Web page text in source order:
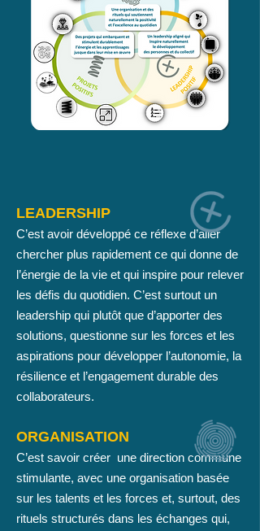
LEADERSHIP
C’est avoir développé ce réflexe d’aller
chercher plus rapidement ce qui donne de
l’énergie de la vie et qui inspire pour relever
les défis du quotidien. C’est surtout un
leadership qui plutôt que d’apporter des
solutions, questionne sur les forces et les
aspirations pour développer l’autonomie, la
résilience et l’engagement durable des
collaborateurs.
ORGANISATION
C’est savoir créer une direction commune
stimulante, avec une organisation basée
sur les talents et les forces et, surtout, des
rituels structurés dans les échanges qui,